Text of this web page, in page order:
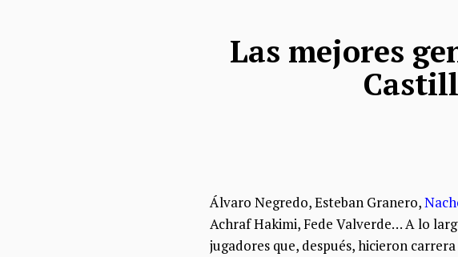
Las mejores
Álvaro Negredo, Esteban Granero,
Achraf Hakimi, Fede Valverde… A lo
jugadores que, después, hicieron